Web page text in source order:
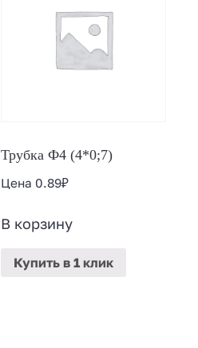
Трубка Ф4 (4*0;7)
Цена 0.89₽
В корзину
Купить в 1 клик